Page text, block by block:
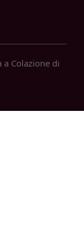
a Colazione di